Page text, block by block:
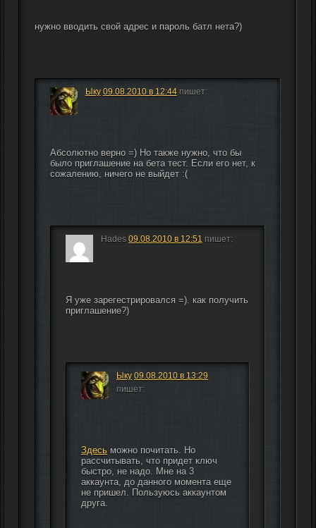
нужно вводить свой адрес и пароль батл нета?)
Ыку 09.08.2010 в 12:44 пишет:
Абсолютно верно =) Но также нужно, что бы
было приглашение на бета тест. Если его нет, к
сожалению, ничего не выйдет :(
Hades 09.08.2010 в 12:51 пишет:
Я уже зарегестрировался =). как получить
приглашение?)
Ыку 09.08.2010 в 13:29
пишет:
Здесь можно почитать. Но
рассчитывать, что придет ключ
быстро, не надо. Мне на 3
аккаунта, до данного момента еще
не пришел. Пользуюсь аккаунтом
друга.